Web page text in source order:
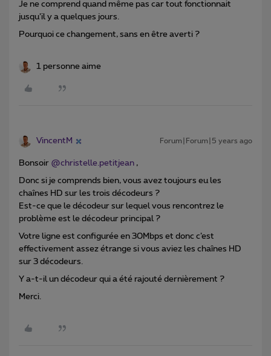
Je ne comprend quand même pas car tout fonctionnait
jusqu’il y a quelques jours.
Pourquoi ce changement, sans en être averti ?
1 personne aime
VincentM Forum|Forum|5 years ago
Bonsoir @christelle.petitjean ,
Donc si je comprends bien, vous avez toujours eu les
chaînes HD sur les trois décodeurs ?
Est-ce que le décodeur sur lequel vous rencontrez le
problème est le décodeur principal ?
Votre ligne est configurée en 30Mbps et donc c’est
effectivement assez étrange si vous aviez les chaînes HD
sur 3 décodeurs.
Y a-t-il un décodeur qui a été rajouté dernièrement ?
Merci.